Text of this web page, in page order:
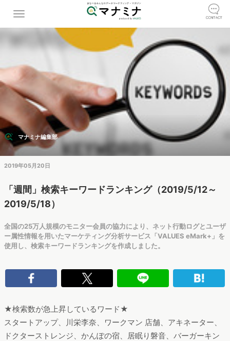
マナミナ編集部
2019年05月20日
「週間」検索キーワードランキング（2019/5/12～
2019/5/18）
全国の25万人規模のモニター会員の協力により、ネット行動ログとユーザ
ー属性情報を用いたマーケティング分析サービス「VALUES eMark+」を
使用し、検索キーワードランキングを作成しました。
★検索数が急上昇しているワード★
スタートアップ、川栄李奈、ワークマン 店舗、アキネーター、
ドクターストレンジ、かんぽの宿、居眠り磐音、バーガーキン